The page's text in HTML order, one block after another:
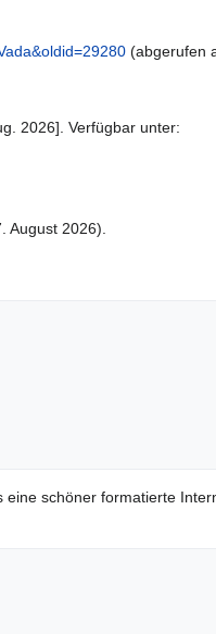
(abgerufen
2026]. Verfügbar unter:
August 2026).
schöner formatierte